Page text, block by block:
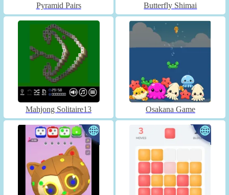
Pyramid Pairs Butterfly Shimai
Mahjong Solitaire13 Osakana Game